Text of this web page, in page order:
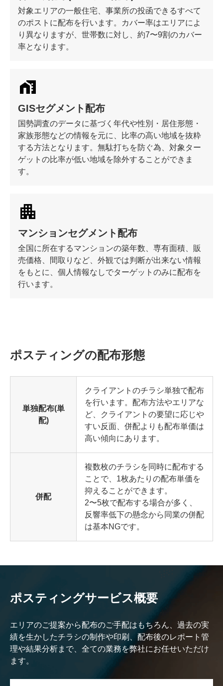
対象エリアの一般住宅、事業所の投函できるすべて
のポストに配布を行います。カバー率はエリアによ
り異なりますが、世帯数に対し、約7〜9割のカバー
率となります。
GISセグメント配布
国勢調査のデータに基づく年代や性別・居住形態・
家族形態などの情報を元に、比率の高い地域を抜粋
する方法となります。無駄打ちを防ぐ為、対象ター
ゲットの比率が低い地域を除外することができま
す。
マンションセグメント配布
全国に所在するマンションの築年数、専有面積、販
売価格、間取りなど、外観では判断が出来ない情報
をもとに、個人情報なしでターゲットのみに配布を
行います。
ポスティングの配布形態
単独配布(単
配)
クライアントのチラシ単独で配布
を行います。配布方法やエリアな
ど、クライアントの要望に応じや
すい反面、併配よりも配布単価は
高い傾向にあります。
併配
複数枚のチラシを同時に配布する
ことで、1枚あたりの配布単価を
抑えることができます。
2〜5枚で配布する場合が多く、
反響率低下の懸念から同業の併配
は基本NGです。
ポスティングサービス概要
エリアのご提案から配布のご手配はもちろん、過去の実
績を生かしたチラシの制作や印刷、配布後のレポート管
理や結果分析まで、全ての業務を弊社にお任せいただけ
ます。